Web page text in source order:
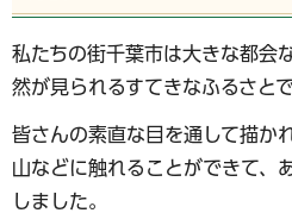
私たちの街千葉市は大きな都会
然が見られるすてきなふるさと
皆さんの素直な目を通して描か
山などに触れることができて、
しました。